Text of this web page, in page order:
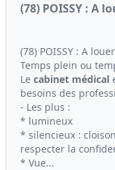
(78) POISSY : A
(78) POISSY : A louer
Temps plein ou
Le cabinet médical
besoins des
- Les plus :
* lumineux
* silencieux :
respecter la
* Vue...